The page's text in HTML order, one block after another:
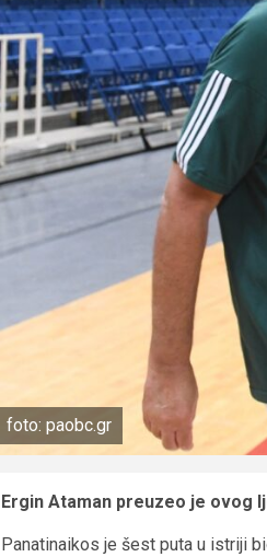
foto: paobc.gr
Ergin Ataman preuzeo je ovog
Panatinaikos je šest puta u istriji